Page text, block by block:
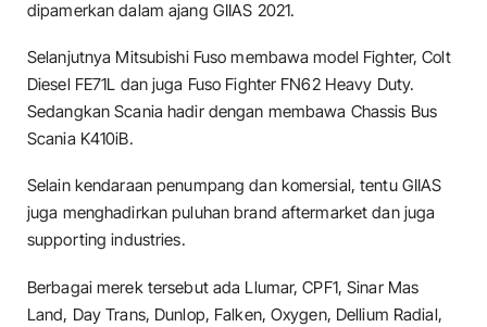
dipamerkan dalam ajang GIIAS 2021.
Selanjutnya Mitsubishi Fuso membawa model Fighter, Colt
Diesel FE71L dan juga Fuso Fighter FN62 Heavy Duty.
Sedangkan Scania hadir dengan membawa Chassis Bus
Scania K410iB.
Selain kendaraan penumpang dan komersial, tentu GIIAS
juga menghadirkan puluhan brand aftermarket dan juga
supporting industries.
Berbagai merek tersebut ada Llumar, CPF1, Sinar Mas
Land, Day Trans, Dunlop, Falken, Oxygen, Dellium Radial,